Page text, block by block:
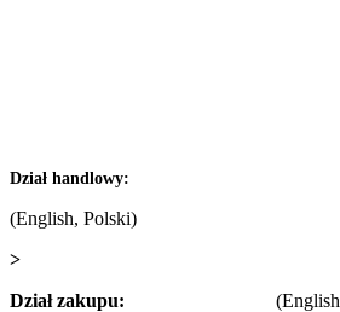
Dział handlowy:
(English, Polski)
>
Dział zakupu: